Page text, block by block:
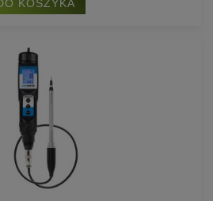
DO KOSZYKA